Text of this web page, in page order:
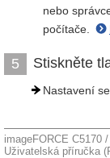
nebo
počítače.
5 Stiskněte
Nastavení
imageFORCE C5170
Uživatelská příručka